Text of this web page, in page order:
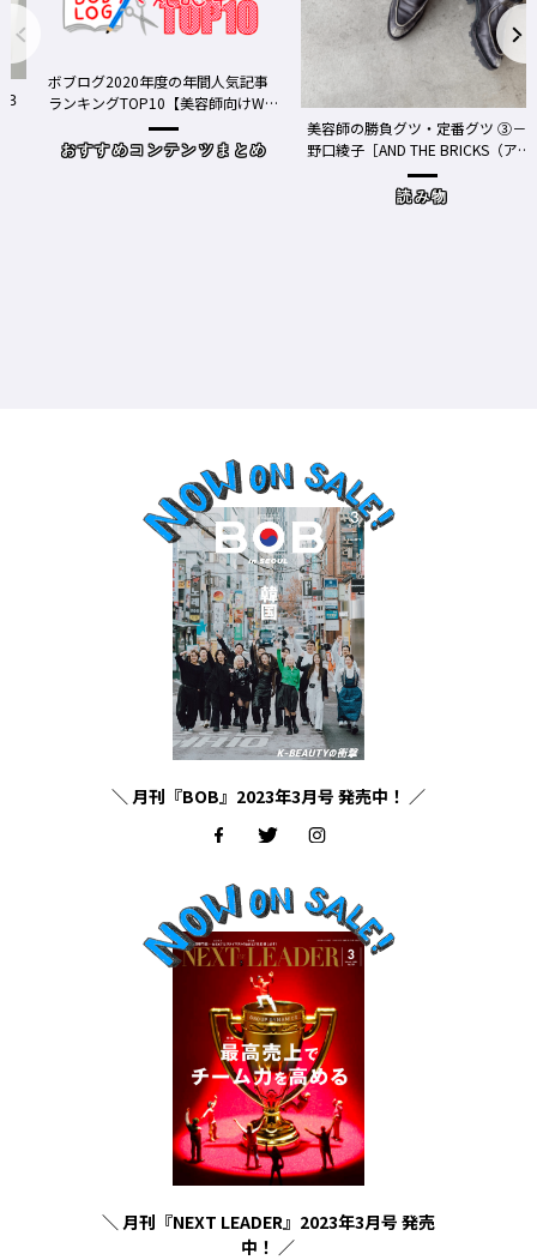
グ2020年度の年間人気記事
ングTOP10【美容師向けWe
すめコンテンツまとめ
美容師の勝負グツ・定番グツ ③－
野口綾子［AND THE BRICKS（アン
ドザブリックス）／神奈川県鎌倉
＼ 月刊『BOB』2023年3月号 発売中！ ／
＼ 月刊『NEXT LEADER』2023年3月号 発売
中！ ／